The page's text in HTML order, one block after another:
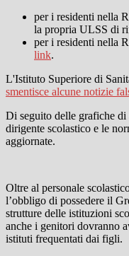
per i residenti nella
la propria ULSS di
per i residenti nella
link.
L'Istituto Superiore di
smentisce alcune notizie
Di seguito delle grafiche
dirigente scolastico e le
aggiornate.
Oltre al personale
l’obbligo di possedere il
strutture delle istituzioni
anche i genitori dovranno
istituti frequentati dai figli.